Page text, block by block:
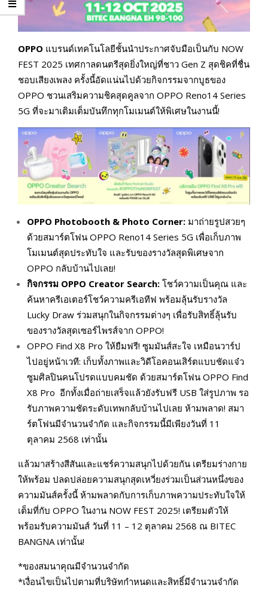
OPPO แบรนด์เทคโนโลยีชั้นนำประกาศจับมือเป็นกับ NOW
FEST 2025 เทศกาลดนตรีสุดยิ่งใหญ่ที่ชาว Gen Z สุดชิคที่ชื่น
ชอบเสียงเพลง ครั้งนี้อัดแน่นไปด้วยกิจกรรมจากบูธของ
OPPO ชวนเสริมความชิคสุดคูลจาก OPPO Reno14 Series
5G ที่จะมาเติมเต็มบันทึกทุกโมเมนต์ให้พิเศษในงานนี้!
OPPO Photobooth & Photo Corner: มาถ่ายรูปสวยๆ
ด้วยสมาร์ตโฟน OPPO Reno14 Series 5G เพื่อเก็บภาพ
โมเมนต์สุดประทับใจ และรับของรางวัลสุดพิเศษจาก
OPPO กลับบ้านไปเลย!
กิจกรรม OPPO Creator Search: โชว์ความเป็นคุณ และ
ค้นหาครีเอเตอร์โชว์ความครีเอทีฟ พร้อมลุ้นรับรางวัล
Lucky Draw ร่วมสนุกในกิจกรรมต่างๆ เพื่อรับสิทธิ์ลุ้นรับ
ของรางวัลสุดเซอร์ไพรส์จาก OPPO!
OPPO Find X8 Pro ให้ยืมฟรี! ซูมมันส์สะใจ เหมือนวาร์ป
ไปอยู่หน้าเวที: เก็บทั้งภาพและวิดีโอคอนเสิร์ตแบบชัดแจ๋ว
ซูมศิลปินคนโปรดแบบคมชัด ด้วยสมาร์ตโฟน OPPO Find
X8 Pro อีกทั้งเมื่อถ่ายเสร็จแล้วยังรับฟรี USB ใส่รูปภาพ รอ
รับภาพความชัดระดับเทพกลับบ้านไปเลย ห้ามพลาด! สมา
ร์ตโฟนมีจำนวนจำกัด และกิจกรรมนี้มีเพียงวันที่ 11
ตุลาคม 2568 เท่านั้น
แล้วมาสร้างสีสันและแชร์ความสนุกไปด้วยกัน เตรียมร่างกาย
ให้พร้อม ปลดปล่อยความสนุกสุดเหวี่ยงร่วมเป็นส่วนหนึ่งของ
ความมันส์ครั้งนี้ ห้ามพลาดกับการเก็บภาพความประทับใจให้
เต็มที่กับ OPPO ในงาน NOW FEST 2025! เตรียมตัวให้
พร้อมรับความมันส์ วันที่ 11 – 12 ตุลาคม 2568 ณ BITEC
BANGNA เท่านั้น!
*ของสมนาคุณมีจำนวนจำกัด
*เงื่อนไขเป็นไปตามที่บริษัทกำหนดและสิทธิ์มีจำนวนจำกัด